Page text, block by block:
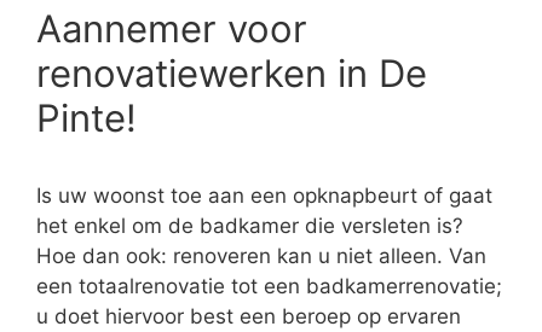
Aannemer voor
renovatiewerken in De
Pinte!
Is uw woonst toe aan een opknapbeurt of gaat
het enkel om de badkamer die versleten is?
Hoe dan ook: renoveren kan u niet alleen. Van
een totaalrenovatie tot een badkamerrenovatie;
u doet hiervoor best een beroep op ervaren